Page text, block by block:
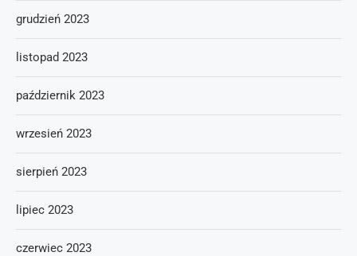
grudzień 2023
listopad 2023
październik 2023
wrzesień 2023
sierpień 2023
lipiec 2023
czerwiec 2023